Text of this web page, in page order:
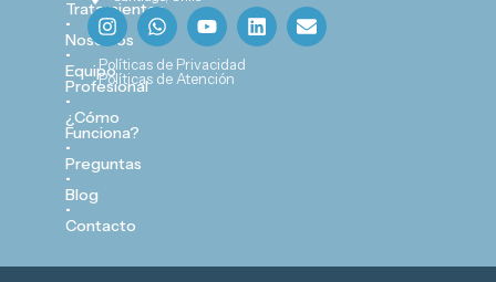
Tratamientos
•
Nosotros
•
Equipo
Profesional
•
¿Cómo
Funciona?
•
Preguntas
•
Blog
•
Contacto
I
n
s
t
a
g
r
m
W
h
a
t
Y
o
t
L
i
E
n
Políticas de Privacidad
Políticas de Atención